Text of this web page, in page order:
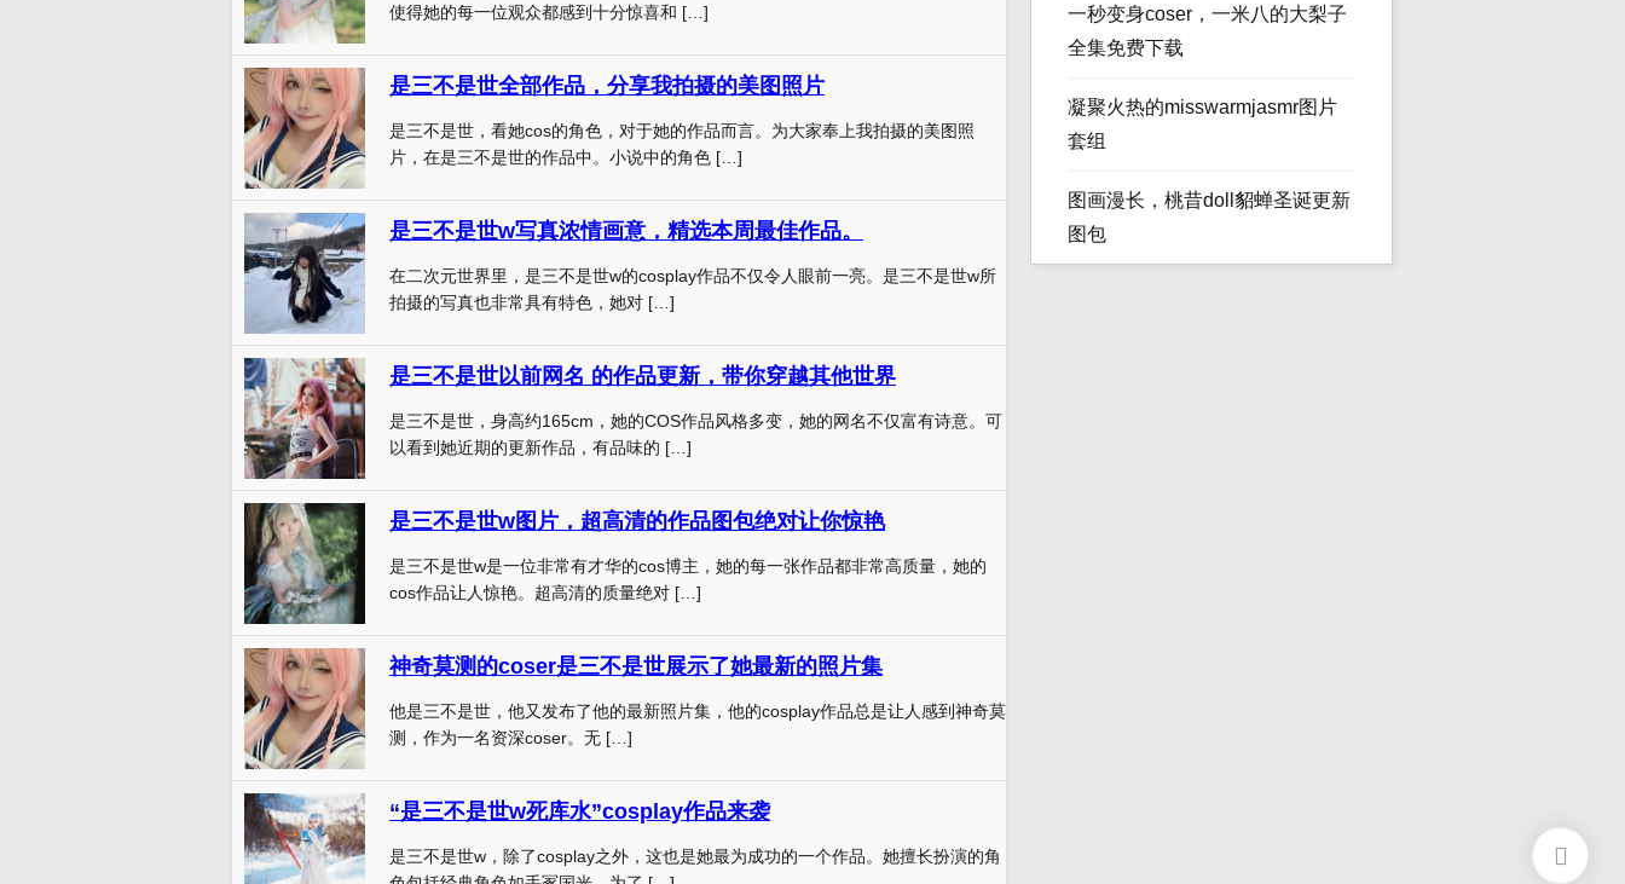
使得她的每一位观众都感到十分惊喜和 […]
是三不是世全部作品，分享我拍摄的美图照片
是三不是世，看她cos的角色，对于她的作品而言。为大家奉上我拍摄的美图照
片，在是三不是世的作品中。小说中的角色 […]
是三不是世w写真浓情画意，精选本周最佳作品。
在二次元世界里，是三不是世w的cosplay作品不仅令人眼前一亮。是三不是世w所
拍摄的写真也非常具有特色，她对 […]
是三不是世以前网名 的作品更新，带你穿越其他世界
是三不是世，身高约165cm，她的COS作品风格多变，她的网名不仅富有诗意。可
以看到她近期的更新作品，有品味的 […]
是三不是世w图片，超高清的作品图包绝对让你惊艳
是三不是世w是一位非常有才华的cos博主，她的每一张作品都非常高质量，她的
cos作品让人惊艳。超高清的质量绝对 […]
神奇莫测的coser是三不是世展示了她最新的照片集
他是三不是世，他又发布了他的最新照片集，他的cosplay作品总是让人感到神奇莫
测，作为一名资深coser。无 […]
“是三不是世w死库水”cosplay作品来袭
是三不是世w，除了cosplay之外，这也是她最为成功的一个作品。她擅长扮演的角
一秒变身coser，一米八的大梨子
全集免费下载
凝聚火热的misswarmjasmr图片
套组
图画漫长，桃昔doll貂蝉圣诞更新
图包